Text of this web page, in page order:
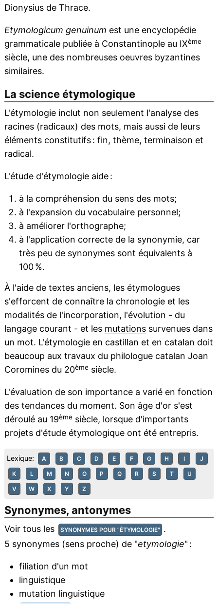
Dionysius de Thrace.
Etymologicum genuinum est une encyclopédie
grammaticale publiée à Constantinople au IXème
siècle, une des nombreuses oeuvres byzantines
similaires.
La science étymologique
L'étymologie inclut non seulement l'analyse des
racines (radicaux) des mots, mais aussi de leurs
éléments constitutifs : fin, thème, terminaison et
radical.
L'étude d'étymologie aide :
à la compréhension du sens des mots;
à l'expansion du vocabulaire personnel;
à améliorer l'orthographe;
à l'application correcte de la synonymie, car
très peu de synonymes sont équivalents à
100 %.
À l'aide de textes anciens, les étymologues
s'efforcent de connaître la chronologie et les
modalités de l'incorporation, l'évolution - du
langage courant - et les mutationssurvenues dans
un mot. L'étymologie en castillan et en catalan doit
beaucoup aux travaux du philologue catalan Joan
Coromines du 20èmesiècle.
L'évaluation de son importance a varié en fonction
des tendances du moment. Son âge d'or s'est
déroulé au 19èmesiècle, lorsque d'importants
projets d'étude étymologique ont été entrepris.
Lexique: A B C D E F G H I J
K L M N O P Q R S T U
V W X Y Z
Synonymes, antonymes
Voir tous les SYNONYMES POUR "ÉTYMOLOGIE" .
5 synonymes (sens proche) de "etymologie" :
filiation d'un mot
linguistique
mutation linguistique